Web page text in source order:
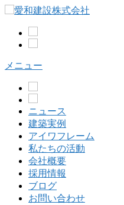
へ
メニュー
ニュース
建築実例
アイワフレーム
私たちの活動
会社概要
採用情報
ブログ
お問い合わせ